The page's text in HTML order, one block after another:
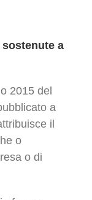
a
2015 del
a
il
o
o di